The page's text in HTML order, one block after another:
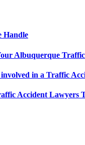
Handle
Albuquerque
in a Traffic
Accident Lawyers